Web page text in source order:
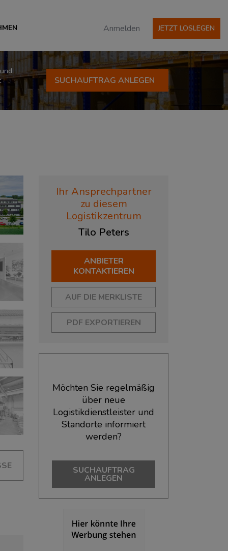
Anmelden JETZT LOSLEGEN
SUCHAUFTRAG ANLEGEN
Ihr Ansprechpartner
zu diesem
Logistikzentrum
Tilo Peters
ANBIETER
KONTAKTIEREN
AUF DIE MERKLISTE
PDF EXPORTIEREN
Möchten Sie regelmäßig
über neue
Logistikdienstleister und
Standorte informiert
werden?
SUCHAUFTRAG
ANLEGEN